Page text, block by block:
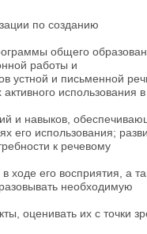
по созданию
общего
работы и
устной и письменной
использования в
и навыков,
его использования;
к речевому
ходе его восприятия, а
необходимую
оценивать их с точки